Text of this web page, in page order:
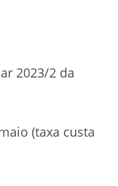
2023/2 da
(taxa custa